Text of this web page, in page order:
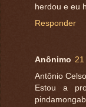
herdou e eu
Responder
Anônimo
Antônio
Estou a